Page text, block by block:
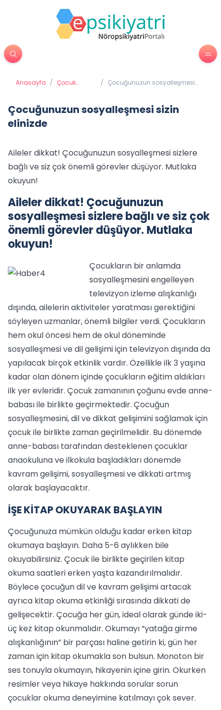
Anasayfa / Çocuk
/ Çocuğunuzun sosyalleşmesi
Çocuğunuzun sosyalleşmesi sizin
elinizde
Aileler dikkat! Çocuğunuzun sosyalleşmesi sizlere
bağlı ve siz çok önemli görevler düşüyor. Mutlaka
okuyun!
Aileler dikkat! Çocuğunuzun
sosyalleşmesi sizlere bağlı ve siz çok
önemli görevler düşüyor. Mutlaka
okuyun!
Çocukların bir anlamda
sosyalleşmesini engelleyen
televizyon izleme alışkanlığı
dışında, ailelerin aktiviteler yaratması gerektiğini
söyleyen uzmanlar, önemli bilgiler verdi. Çocukların
hem okul öncesi hem de okul döneminde
sosyalleşmesi ve dil gelişimi için televizyon dışında da
yapılacak birçok etkinlik vardır. Özellikle ilk 3 yaşına
kadar olan dönem içinde çocukların eğitim aldıkları
ilk yer evleridir. Çocuk zamanının çoğunu evde anne-
babası ile birlikte geçirmektedir. Çocuğun
sosyalleşmesini, dil ve dikkat gelişimini sağlamak için
çocuk ile birlikte zaman geçirilmelidir. Bu dönemde
anne-babası tarafından desteklenen çocuklar
anaokuluna ve ilkokula başladıkları dönemde
kavram gelişimi, sosyalleşmesi ve dikkati artmış
olarak başlayacaktır.
İŞE KİTAP OKUYARAK BAŞLAYIN
Çocuğunuza mümkün olduğu kadar erken kitap
okumaya başlayın. Daha 5-6 aylıkken bile
okuyabilirsiniz. Çocuk ile birlikte geçirilen kitap
okuma saatleri erken yaşta kazandırılmalıdır.
Böylece çocuğun dil ve kavram gelişimi artacak
ayrıca kitap okuma etkinliği sırasında dikkati de
gelişecektir. Çocuğa her gün, ideal olarak günde iki-
üç kez kitap okunmalıdır. Okumayı “yatağa girme
alışkanlığının” bir parçası haline getirin ki, gün her
zaman için kitap okumakla son bulsun. Monoton bir
ses tonuyla okumayın, hikayenin içine girin. Okurken
resimler veya hikaye hakkında sorular sorun
çocuklar okuma deneyimine katılmayı çok sever.